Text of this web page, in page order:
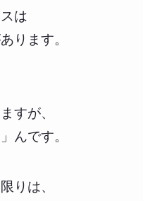
は
ります。
すが、
んです。
りは、